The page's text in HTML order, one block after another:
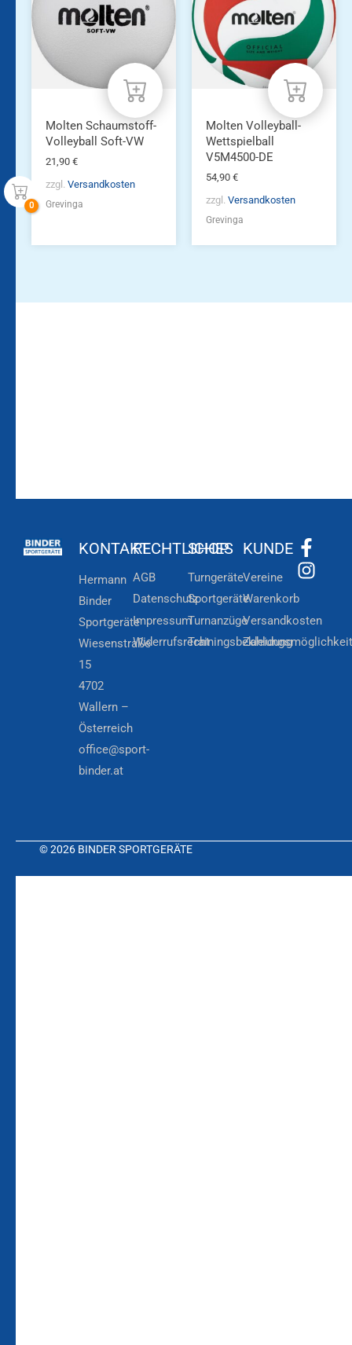
Molten Schaumstoff-
Volleyball Soft-VW
21,90 €
zzgl. Versandkosten
Grevinga
Molten Volleyball-
Wettspielball
V5M4500-DE
54,90 €
zzgl. Versandkosten
Grevinga
KONTAKT
Hermann
Binder
Sportgeräte
Wiesenstraße
15
4702
Wallern –
Österreich
office@sport-
binder.at
RECHTLICHES
AGB
Datenschutz
Impressum
Widerrufsrecht
SHOP
Turngeräte
Sportgeräte
Turnanzüge
Trainingsbekleidung
KUNDE
Vereine
Warenkorb
Versandkosten
© 2026 BINDER SPORTGERÄTE